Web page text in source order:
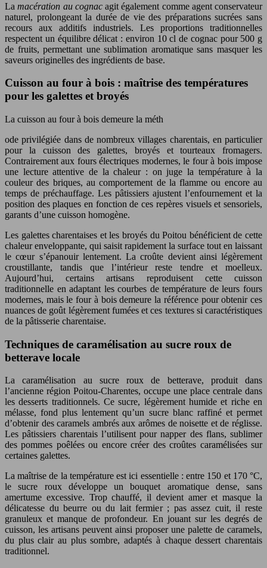
Lamacération au cognacagit également comme agent conservateur
naturel, prolongeant la durée de vie des préparations sucrées sans
recours aux additifs industriels. Les proportions traditionnelles
respectent un équilibre délicat : environ 10 cl de cognac pour 500 g
de fruits, permettant une sublimation aromatique sans masquer les
saveurs originelles des ingrédients de base.
Cuisson au four à bois : maîtrise des températures
pour les galettes et broyés
La cuisson au four à bois demeure la méth
ode privilégiée dans de nombreux villages charentais, en particulier
pour la cuisson des galettes, broyés et tourteaux fromagers.
Contrairement aux fours électriques modernes, le four à bois impose
une lecture attentive de la chaleur : on juge la température à la
couleur des briques, au comportement de la flamme ou encore au
temps de préchauffage. Les pâtissiers ajustent l’enfournement et la
position des plaques en fonction de ces repères visuels et sensoriels,
garants d’une cuisson homogène.
Les galettes charentaises et les broyés du Poitou bénéficient de cette
chaleur enveloppante, qui saisit rapidement la surface tout en laissant
le cœur s’épanouir lentement. La croûte devient ainsi légèrement
croustillante, tandis que l’intérieur reste tendre et moelleux.
Aujourd’hui, certains artisans reproduisent cette cuisson
traditionnelle en adaptant les courbes de température de leurs fours
modernes, mais le four à bois demeure la référence pour obtenir ces
nuances de goût légèrement fumées et ces textures si caractéristiques
de la pâtisserie charentaise.
Techniques de caramélisation au sucre roux de
betterave locale
La caramélisation au sucre roux de betterave, produit dans
l’ancienne région Poitou-Charentes, occupe une place centrale dans
les desserts traditionnels. Ce sucre, légèrement humide et riche en
mélasse, fond plus lentement qu’un sucre blanc raffiné et permet
d’obtenir des caramels ambrés aux arômes de noisette et de réglisse.
Les pâtissiers charentais l’utilisent pour napper des flans, sublimer
des pommes poêlées ou encore créer des croûtes caramélisées sur
certaines galettes.
La maîtrise de la température est ici essentielle : entre 150 et 170 °C,
le sucre roux développe un bouquet aromatique dense, sans
amertume excessive. Trop chauffé, il devient amer et masque la
délicatesse du beurre ou du lait fermier ; pas assez cuit, il reste
granuleux et manque de profondeur. En jouant sur les degrés de
cuisson, les artisans peuvent ainsi proposer une palette de caramels,
du plus clair au plus sombre, adaptés à chaque dessert charentais
traditionnel.